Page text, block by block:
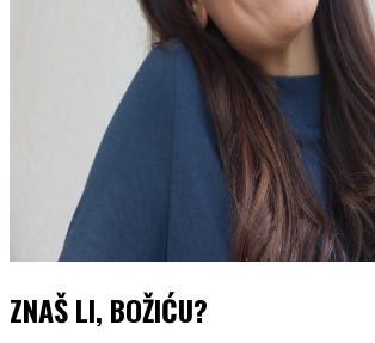
ZNAŠ LI, BOŽIĆU?